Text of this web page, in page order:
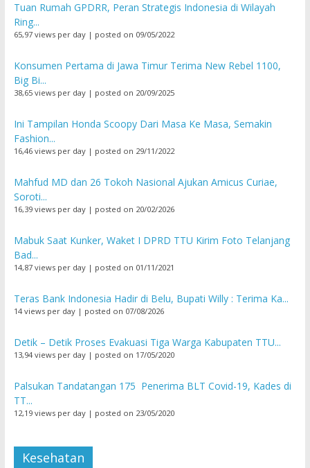
Tuan Rumah GPDRR, Peran Strategis Indonesia di Wilayah
Ring...
65,97 views per day| posted on 09/05/2022
Konsumen Pertama di Jawa Timur Terima New Rebel 1100,
Big Bi...
38,65 views per day| posted on 20/09/2025
Ini Tampilan Honda Scoopy Dari Masa Ke Masa, Semakin
Fashion...
16,46 views per day| posted on 29/11/2022
Mahfud MD dan 26 Tokoh Nasional Ajukan Amicus Curiae,
Soroti...
16,39 views per day| posted on 20/02/2026
Mabuk Saat Kunker, Waket I DPRD TTU Kirim Foto Telanjang
Bad...
14,87 views per day| posted on 01/11/2021
Teras Bank Indonesia Hadir di Belu, Bupati Willy : Terima Ka...
14 views per day| posted on 07/08/2026
Detik – Detik Proses Evakuasi Tiga Warga Kabupaten TTU...
13,94 views per day| posted on 17/05/2020
Palsukan Tandatangan 175 Penerima BLT Covid-19, Kades di
TT...
12,19 views per day| posted on 23/05/2020
Kesehatan